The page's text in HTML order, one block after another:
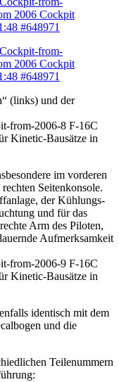
(links) und der
im vorderen
Seitenkonsole.
der Kühlungs-
und für das
Arm des Piloten,
Aufmerksamkeit
identisch mit dem
und die
Teilenummern